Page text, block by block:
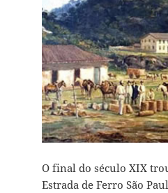
O final do século XIX
Estrada de Ferro São